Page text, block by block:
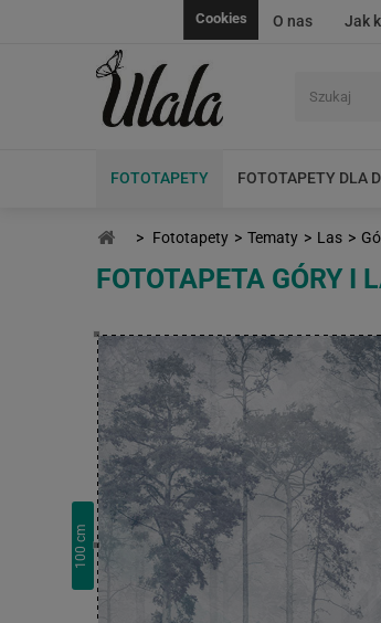
O nas Jak
Cookies
FOTOTAPETY FOTOTAPETY DLA
> Fototapety > Tematy > Las >
FOTOTAPETA GÓRY I
100
cm